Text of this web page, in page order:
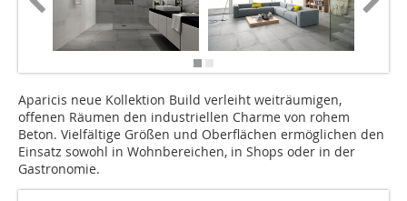
Aparicis neue Kollektion Build verleiht weiträumigen,
offenen Räumen den industriellen Charme von rohem
Beton. Vielfältige Größen und Oberflächen ermöglichen den
Einsatz sowohl in Wohnbereichen, in Shops oder in der
Gastronomie.